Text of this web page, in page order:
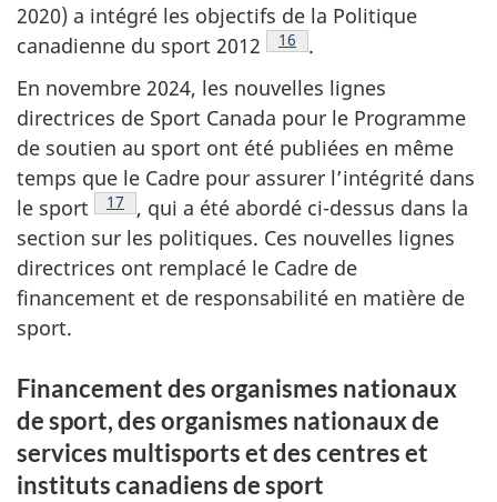
2020) a intégré les objectifs de la Politique
canadienne du sport 2012
Note de bas de page
16
.
En novembre 2024, les nouvelles lignes
directrices de Sport Canada pour le Programme
de soutien au sport ont été publiées en même
temps que le Cadre pour assurer l’intégrité dans
le sport
Note de bas de page
17
, qui a été abordé ci-dessus dans la
section sur les politiques. Ces nouvelles lignes
directrices ont remplacé le Cadre de
financement et de responsabilité en matière de
sport.
Financement des organismes nationaux
de sport, des organismes nationaux de
services multisports et des centres et
instituts canadiens de sport